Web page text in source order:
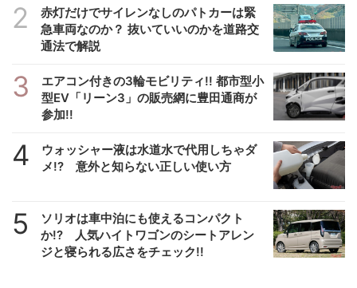
2
赤灯だけでサイレンなしのパトカーは緊
急車両なのか？ 抜いていいのかを道路交
通法で解説
3
エアコン付きの3輪モビリティ!! 都市型小
型EV「リーン3」の販売網に豊田通商が
参加!!
4
ウォッシャー液は水道水で代用しちゃダ
メ!? 意外と知らない正しい使い方
5
ソリオは車中泊にも使えるコンパクト
か!? 人気ハイトワゴンのシートアレン
ジと寝られる広さをチェック!!